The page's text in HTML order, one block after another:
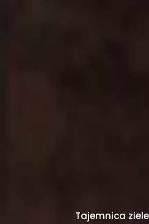
Tajemnica